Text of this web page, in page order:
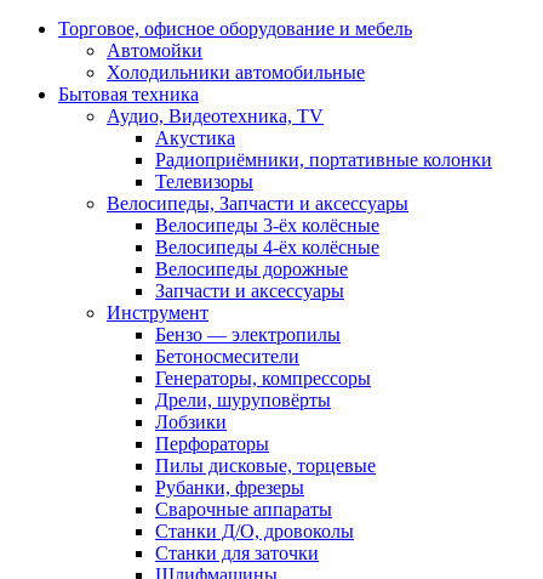
Торговое, офисное оборудование и мебель
Автомойки
Холодильники автомобильные
Бытовая техника
Аудио, Видеотехника, TV
Акустика
Радиоприёмники, портативные колонки
Телевизоры
Велосипеды, Запчасти и аксессуары
Велосипеды 3-ёх колёсные
Велосипеды 4-ёх колёсные
Велосипеды дорожные
Запчасти и аксессуары
Инструмент
Бензо — электропилы
Бетоносмесители
Генераторы, компрессоры
Дрели, шуруповёрты
Лобзики
Перфораторы
Пилы дисковые, торцевые
Рубанки, фрезеры
Сварочные аппараты
Станки Д/О, дровоколы
Станки для заточки